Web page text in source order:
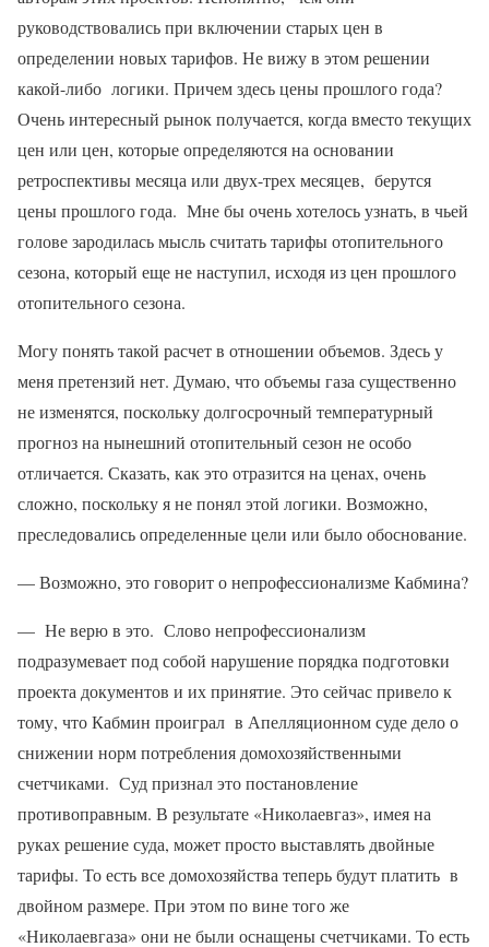
руководствовались при включении старых цен в
определении новых тарифов. Не вижу в этом решении
какой-либо логики. Причем здесь цены прошлого года?
Очень интересный рынок получается, когда вместо текущих
цен или цен, которые определяются на основании
ретроспективы месяца или двух-трех месяцев, берутся
цены прошлого года. Мне бы очень хотелось узнать, в чьей
голове зародилась мысль считать тарифы отопительного
сезона, который еще не наступил, исходя из цен прошлого
отопительного сезона.
Могу понять такой расчет в отношении объемов. Здесь у
меня претензий нет. Думаю, что объемы газа существенно
не изменятся, поскольку долгосрочный температурный
прогноз на нынешний отопительный сезон не особо
отличается. Сказать, как это отразится на ценах, очень
сложно, поскольку я не понял этой логики. Возможно,
преследовались определенные цели или было обоснование.
— Возможно, это говорит о непрофессионализме Кабмина?
— Не верю в это. Слово непрофессионализм
подразумевает под собой нарушение порядка подготовки
проекта документов и их принятие. Это сейчас привело к
тому, что Кабмин проиграл в Апелляционном суде дело о
снижении норм потребления домохозяйственными
счетчиками. Суд признал это постановление
противоправным. В результате «Николаевгаз», имея на
руках решение суда, может просто выставлять двойные
тарифы. То есть все домохозяйства теперь будут платить в
двойном размере. При этом по вине того же
«Николаевгаза» они не были оснащены счетчиками. То есть